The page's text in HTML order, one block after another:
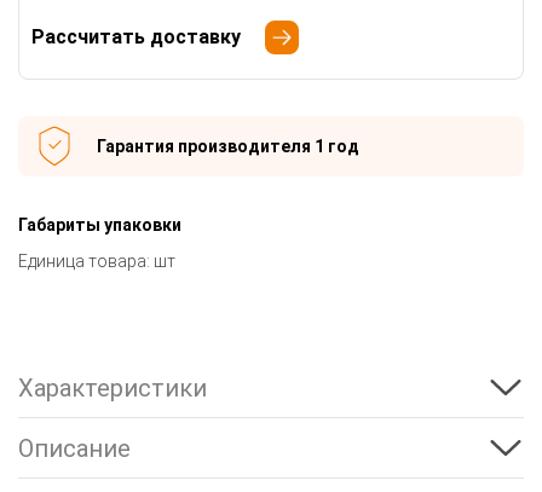
Рассчитать доставку
Гарантия производителя 1 год
Габариты упаковки
Единица товара: шт
Характеристики
Описание